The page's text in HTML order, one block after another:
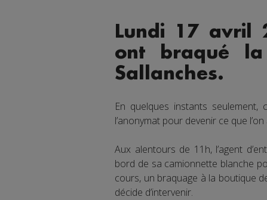
Lundi 17 avril
ont braqué la
Sallanches.
En quelques instants
l’anonymat pour devenir ce que
Aux alentours de 11h, l’agent
bord de sa camionnette blanche
cours, un braquage à la boutique
décide d’intervenir.